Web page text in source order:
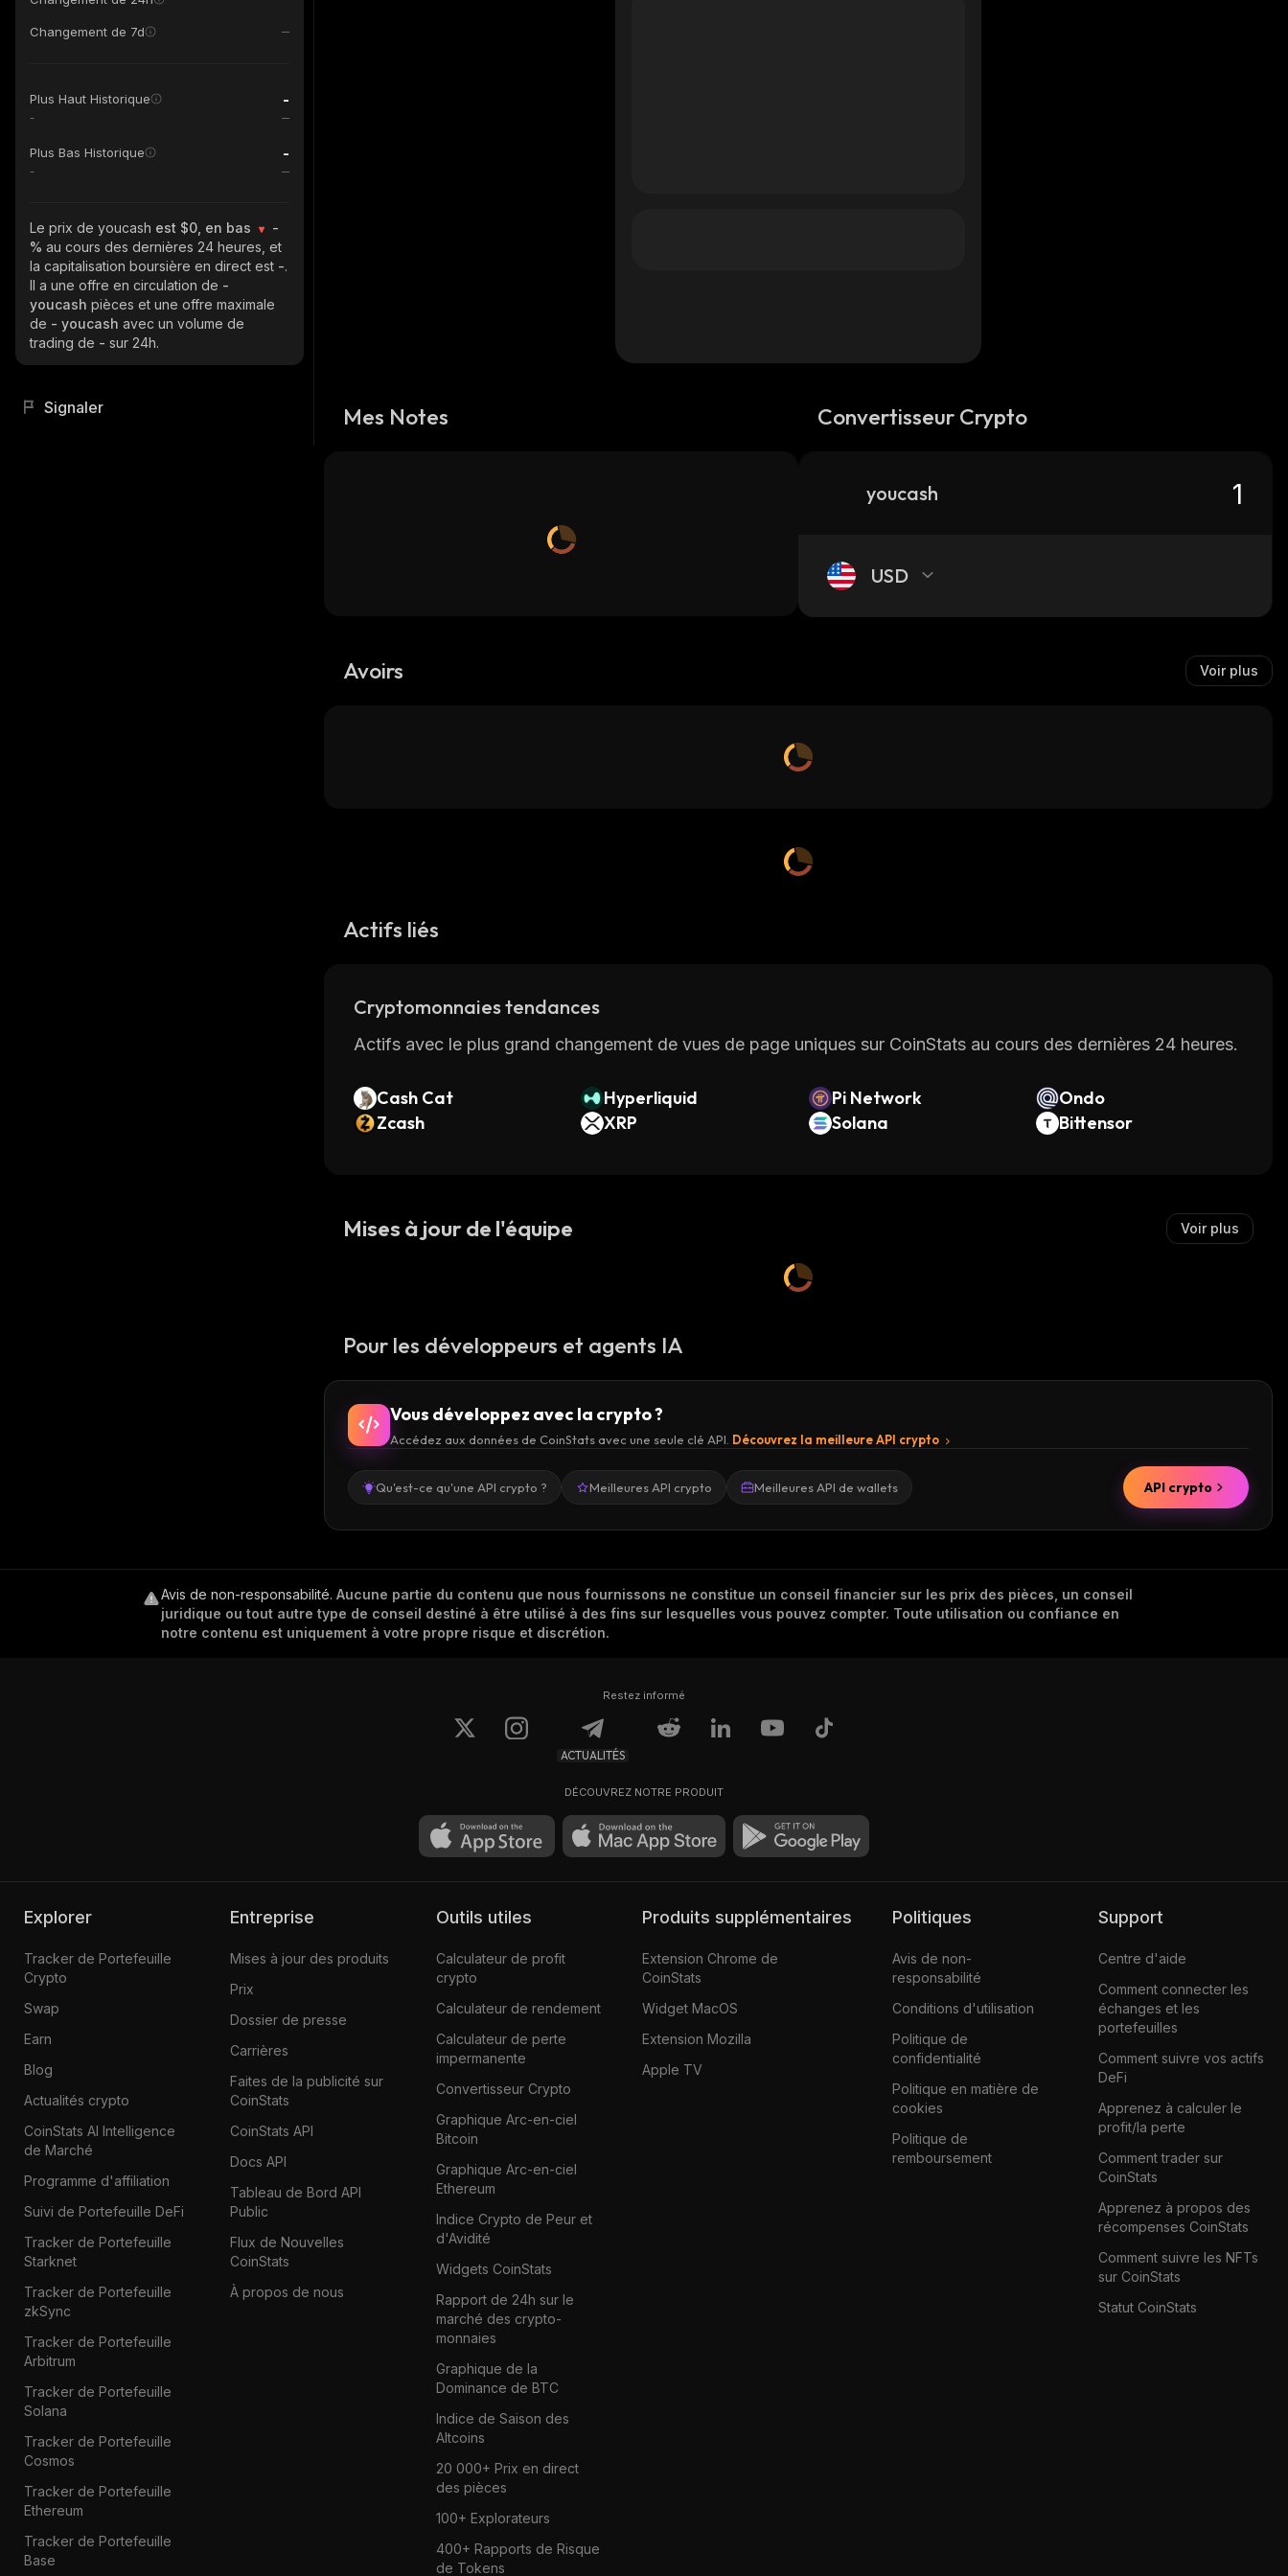
Changement de 7d
Plus Haut Historique -
-
Plus Bas Historique -
-
Le prix de youcash est $0, en bas
-
% au cours des dernières 24 heures, et
la capitalisation boursière en direct est -.
Il a une offre en circulation de -
youcash pièces et une offre maximale
de - youcash avec un volume de
trading de - sur 24h.
Signaler Mes Notes Convertisseur Crypto
youcash
USD
Avoirs Voir plus
Actifs liés
Cryptomonnaies tendances
Actifs avec le plus grand changement de vues de page uniques sur CoinStats au cours des dernières 24 heures.
Cash Cat Hyperliquid Pi Network
Ondo
Zcash
XRP Solana Bittensor
Mises à jour de l'équipe Voir plus
Pour les développeurs et agents IA
Vous développez avec la crypto ?
Accédez aux données de CoinStats avec une seule clé API. Découvrez la meilleure API crypto
Qu'est-ce qu'une API crypto ? Meilleures API crypto Meilleures API de wallets API crypto
Avis de non-responsabilité. Aucune partie du contenu que nous fournissons ne constitue un conseil financier sur les prix des pièces, un conseil
juridique ou tout autre type de conseil destiné à être utilisé à des fins sur lesquelles vous pouvez compter. Toute utilisation ou confiance en
notre contenu est uniquement à votre propre risque et discrétion.
Restez informé
ACTUALITÉS
DÉCOUVREZ NOTRE PRODUIT
Explorer
Tracker de Portefeuille
Crypto
Swap
Earn
Blog
Actualités crypto
CoinStats AI Intelligence
de Marché
Programme d'affiliation
Suivi de Portefeuille DeFi
Tracker de Portefeuille
Starknet
Tracker de Portefeuille
zkSync
Tracker de Portefeuille
Arbitrum
Tracker de Portefeuille
Solana
Tracker de Portefeuille
Cosmos
Tracker de Portefeuille
Ethereum
Tracker de Portefeuille
Base
Entreprise
Mises à jour des produits
Prix
Dossier de presse
Carrières
Faites de la publicité sur
CoinStats
CoinStats API
Docs API
Tableau de Bord API
Public
Flux de Nouvelles
CoinStats
À propos de nous
Outils utiles
Calculateur de profit
crypto
Calculateur de rendement
Calculateur de perte
impermanente
Convertisseur Crypto
Graphique Arc-en-ciel
Bitcoin
Graphique Arc-en-ciel
Ethereum
Indice Crypto de Peur et
d'Avidité
Widgets CoinStats
Rapport de 24h sur le
marché des crypto-
monnaies
Graphique de la
Dominance de BTC
Indice de Saison des
Altcoins
20 000+ Prix en direct
des pièces
100+ Explorateurs
400+ Rapports de Risque
de Tokens
Produits supplémentaires
Extension Chrome de
CoinStats
Widget MacOS
Extension Mozilla
Apple TV
Politiques
Avis de non-
responsabilité
Conditions d'utilisation
Politique de
confidentialité
Politique en matière de
cookies
Politique de
remboursement
Support
Centre d'aide
Comment connecter les
échanges et les
portefeuilles
Comment suivre vos actifs
DeFi
Apprenez à calculer le
profit/la perte
Comment trader sur
CoinStats
Apprenez à propos des
récompenses CoinStats
Comment suivre les NFTs
sur CoinStats
Statut CoinStats